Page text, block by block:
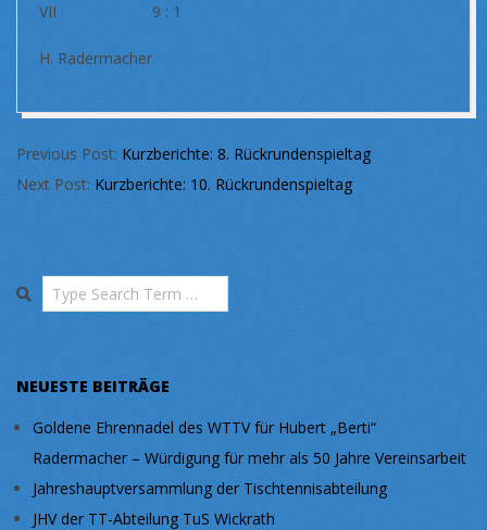
VII 9 : 1
H. Radermacher
03-
25
Previous Post: Kurzberichte: 8. Rückrundenspieltag
Next Post: Kurzberichte: 10. Rückrundenspieltag
Search
NEUESTE BEITRÄGE
Goldene Ehrennadel des WTTV für Hubert „Berti“
Radermacher – Würdigung für mehr als 50 Jahre Vereinsarbeit
Jahreshauptversammlung der Tischtennisabteilung
JHV der TT-Abteilung TuS Wickrath